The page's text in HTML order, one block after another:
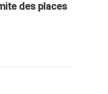
des places